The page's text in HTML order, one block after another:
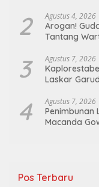
2 Agustus 4, 2026
Arogan!
Tantang
3 Agustus 7, 2026
Laskar
4 Agustus 7, 2026
Penimbunan
Macanda
Pos Terbaru